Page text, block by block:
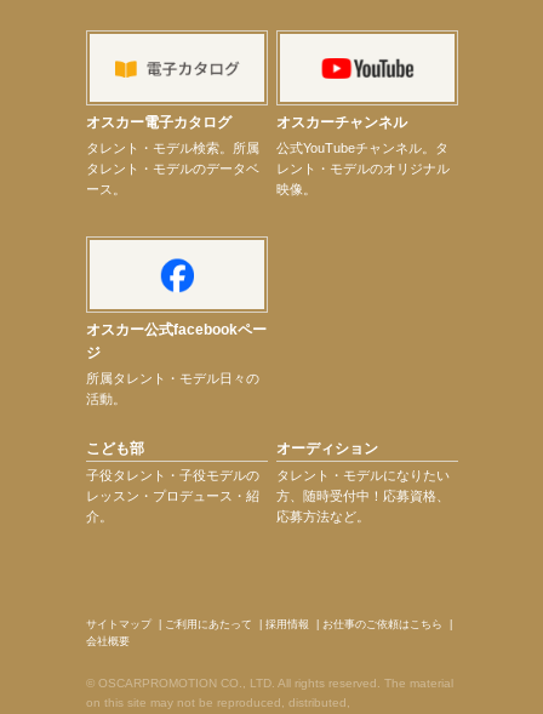
【上戸彩】サントリー「−196」新CM出演！
【elfin’】【小倉舞子】8月9日（日）「MxM’s produce event vol.14」に出演決定！
【elfin’】【辻美優】8月28日（金）「辻美優(elfin’)グレイテスト・ショー」に出演決定！
【elfin’】9月27日（日）「Beauty Voice Theater Reboot Vol.3」開催決定！
オスカー電子カタログ
タレント・モデル検索。所属
タレント・モデルのデータベ
ース。
オスカーチャンネル
公式YouTubeチャンネル。タ
レント・モデルのオリジナル
映像。
オスカー公式facebookペー
ジ
所属タレント・モデル日々の
活動。
こども部
子役タレント・子役モデルの
レッスン・プロデュース・紹
介。
オーディション
タレント・モデルになりたい
方、随時受付中！応募資格、
応募方法など。
サイトマップ| ご利用にあたって 採用情報 お仕事のご依頼はこちら
会社概要
© OSCARPROMOTION CO., LTD. All rights reserved. The material
on this site may not be reproduced, distributed,